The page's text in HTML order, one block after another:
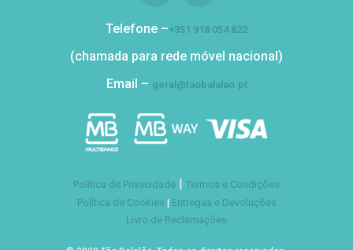
Telefone –+351 918 054 822
(chamada para rede móvel nacional)
Email – geral@taobalalao.pt
Política de Privacidade
Termos e Condições
Política de Cookies | Entregas e Devoluções
Livro de Reclamações